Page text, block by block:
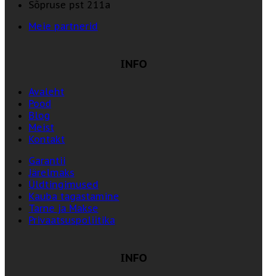
Sõpruse pst 211a
Meie partnerid
INFO
Avaleht
Pood
Blog
Meist
Kontakt
Garantii
Järelmaks
Üldtingimused
Kauba tagastamine
Tarne ja Makse
Privaatsuspoliitika
INFO